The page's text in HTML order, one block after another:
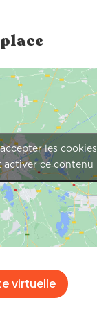
les cookies
activer ce contenu
virtuelle